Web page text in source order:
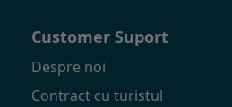
Customer Suport
Despre noi
Contract cu turistul